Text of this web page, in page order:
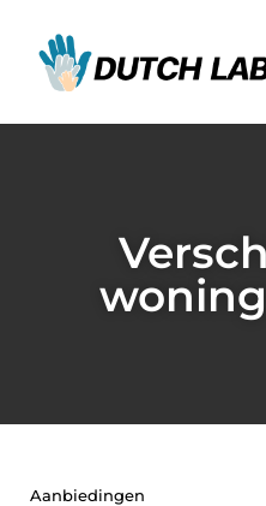
Aanbiedingen